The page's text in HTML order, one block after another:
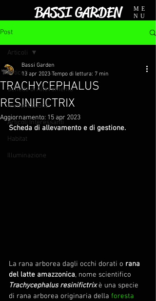
ME
NU
BASSI GARDEN
Post
Articoli
Schede di Allevamento
Alimentazione
Articoli Interessanti
Habitat
Illuminazione
Articoli
TRACHYCEPHALUS
RESINIFICTRIX
Bassi Garden
13 apr 2023 Tempo di lettura: 7 min
Aggiornamento: 15 apr 2023
Scheda di allevamento e di gestione.
La rana arborea dagli occhi dorati o rana
del latte amazzonica, nome scientifico
Trachycephalus resinifictrix è una specie
di rana arborea originaria della foresta